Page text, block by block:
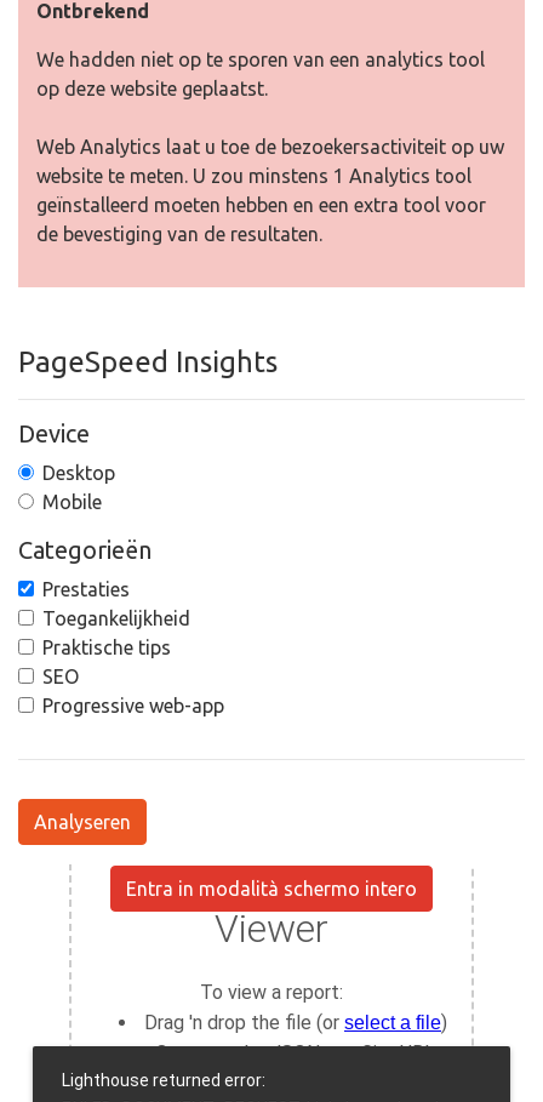
Ontbrekend
We hadden niet op te sporen van een analytics tool
op deze website geplaatst.
Web Analytics laat u toe de bezoekersactiviteit op uw
website te meten. U zou minstens 1 Analytics tool
geïnstalleerd moeten hebben en een extra tool voor
de bevestiging van de resultaten.
PageSpeed Insights
Device
Desktop
Mobile
Categorieën
Prestaties
Toegankelijkheid
Praktische tips
SEO
Progressive web-app
Analyseren
Entra in modalità schermo intero